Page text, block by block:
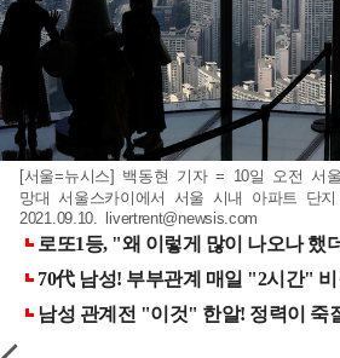
[서울=뉴시스] 백동현 기자 = 10일 오전 서
망대 서울스카이에서 서울 시내 아파트 단
2021.09.10.
livertrent@newsis.com